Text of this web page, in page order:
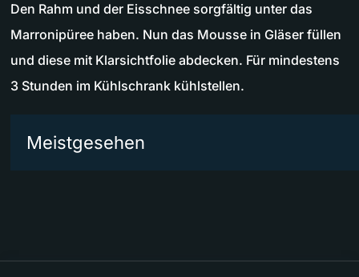
Den Rahm und der Eisschnee sorgfältig unter das
Marronipüree haben. Nun das Mousse in Gläser füllen
und diese mit Klarsichtfolie abdecken. Für mindestens
3 Stunden im Kühlschrank kühlstellen.
Meistgesehen